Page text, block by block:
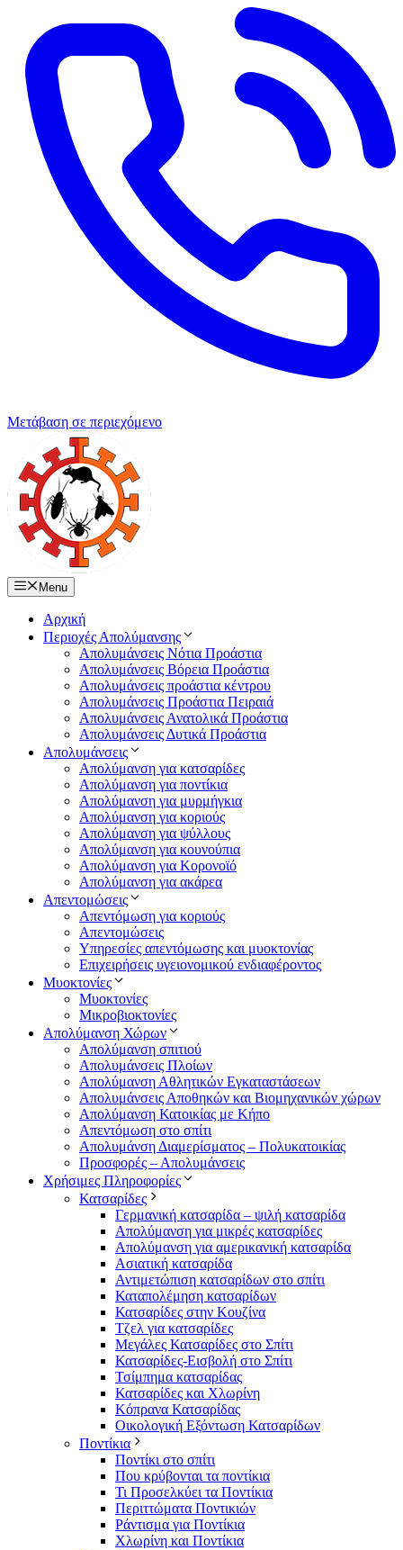
Μετάβαση σε περιεχόμενο
Menu
Αρχική
Περιοχές Απολύμανσης
Απολυμάνσεις Νότια Προάστια
Απολυμάνσεις Βόρεια Προάστια
Απολυμάνσεις προάστια κέντρου
Απολυμάνσεις Προάστια Πειραιά
Απολυμάνσεις Ανατολικά Προάστια
Απολυμάνσεις Δυτικά Προάστια
Απολυμάνσεις
Απολύμανση για κατσαρίδες
Απολύμανση για ποντίκια
Απολύμανση για μυρμήγκια
Απολύμανση για κοριούς
Απολύμανση για ψύλλους
Απολύμανση για κουνούπια
Απολύμανση για Κορονοϊό
Απολύμανση για ακάρεα
Απεντομώσεις
Απεντόμωση για κοριούς
Απεντομώσεις
Υπηρεσίες απεντόμωσης και μυοκτονίας
Επιχειρήσεις υγειονομικού ενδιαφέροντος
Μυοκτονίες
Μυοκτονίες
Μικροβιοκτονίες
Απολύμανση Χώρων
Απολύμανση σπιτιού
Απολυμάνσεις Πλοίων
Απολύμανση Αθλητικών Εγκαταστάσεων
Απολυμάνσεις Αποθηκών και Βιομηχανικών χώρων
Απολύμανση Κατοικίας με Κήπο
Απεντόμωση στο σπίτι
Απολυμάνση Διαμερίσματος – Πολυκατοικίας
Προσφορές – Απολυμάνσεις
Χρήσιμες Πληροφορίες
Κατσαρίδες
Γερμανική κατσαρίδα – ψιλή κατσαρίδα
Απολύμανση για μικρές κατσαρίδες
Απολύμανση για αμερικανική κατσαρίδα
Ασιατική κατσαρίδα
Αντιμετώπιση κατσαρίδων στο σπίτι
Καταπολέμηση κατσαρίδων
Κατσαρίδες στην Κουζίνα
Τζελ για κατσαρίδες
Μεγάλες Κατσαρίδες στο Σπίτι
Κατσαρίδες-Εισβολή στο Σπίτι
Τσίμπημα κατσαρίδας
Κατσαρίδες και Χλωρίνη
Κόπρανα Κατσαρίδας
Οικολογική Εξόντωση Κατσαρίδων
Ποντίκια
Ποντίκι στο σπίτι
Που κρύβονται τα ποντίκια
Τι Προσελκύει τα Ποντίκια
Περιττώματα Ποντικιών
Ράντισμα για Ποντίκια
Χλωρίνη και Ποντίκια